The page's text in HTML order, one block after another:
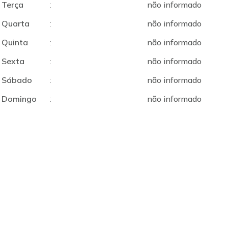
Terça
:
não informado
Quarta
:
não informado
Quinta
:
não informado
Sexta
:
não informado
Sábado
:
não informado
Domingo
: não informado